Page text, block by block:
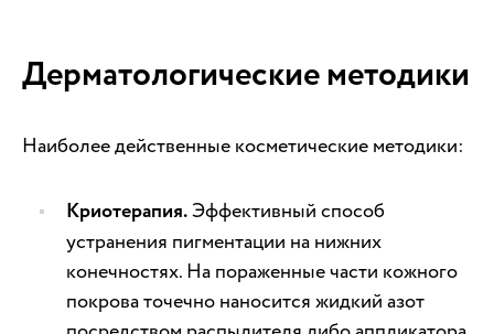
Дерматологические методики
Наиболее действенные косметические методики:
Криотерапия.Эффективный способ
устранения пигментации на нижних
конечностях. На пораженные части кожного
покрова точечно наносится жидкий азот